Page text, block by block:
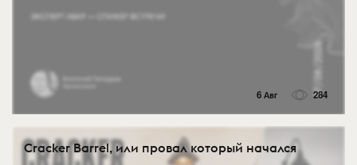
6 Авг 284
Cracker Barrel, или провал который начался